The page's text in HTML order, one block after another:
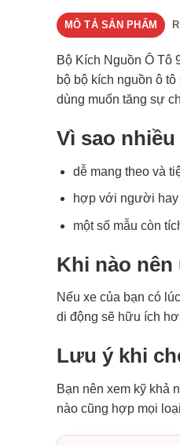
MÔ TẢ SẢN PHẨM
Bộ Kích Nguồn Ô
bộ bộ kích nguồn ô
dùng muốn tăng sự
Vì sao
dễ mang theo và
hợp với người hay
một số mẫu còn
Khi nào
Nếu xe của bạn có
di động sẽ hữu ích
Lưu ý khi
Bạn nên xem kỹ khả
nào cũng hợp mọi